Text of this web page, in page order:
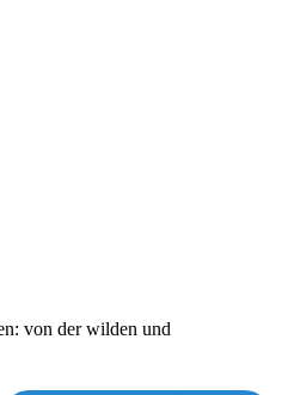
von der wilden und